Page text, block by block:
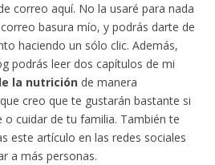
correo aquí. No la usaré para nada
basura mío, y podrás darte de
haciendo un sólo clic. Además,
podrás leer dos capítulos de mi
la nutrición de manera
creo que te gustarán bastante si
o cuidar de tu familia. También te
este artículo en las redes sociales
a más personas.